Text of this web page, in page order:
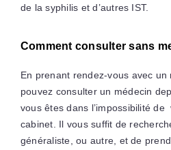
de la syphilis et d’autres IST.
Comment consulter sans
En prenant rendez-vous avec
pouvez consulter un médecin
vous êtes dans l’impossibilité
cabinet. Il vous suffit de
généraliste, ou autre, et de